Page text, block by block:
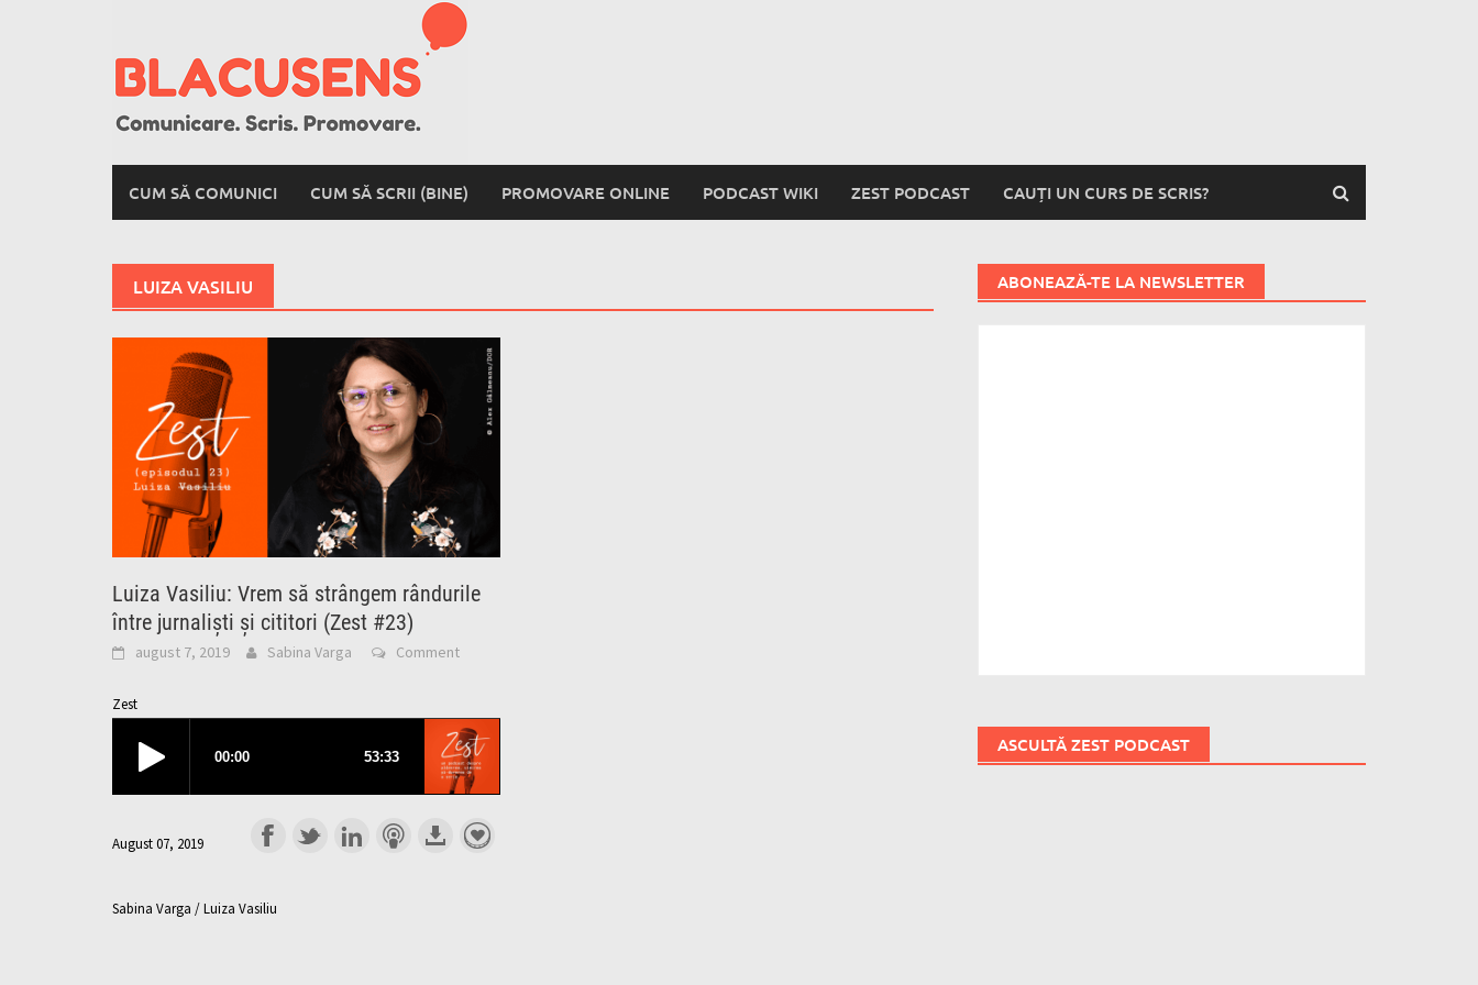
CUM SĂ COMUNICI CUM SĂ SCRII (BINE) PROMOVARE ONLINE PODCAST WIKI ZEST PODCAST CAUȚI UN CURS DE SCRIS?
LUIZA VASILIU
Luiza Vasiliu: Vrem să strângem rândurile
între jurnaliști și cititori (Zest #23)
august 7, 2019 Sabina Varga Comment
Zest
August 07, 2019
Sabina Varga / Luiza Vasiliu
ABONEAZĂ-TE LA NEWSLETTER
ASCULTĂ ZEST PODCAST